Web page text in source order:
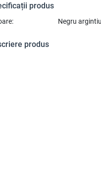
produs
Negru argintiu
produs